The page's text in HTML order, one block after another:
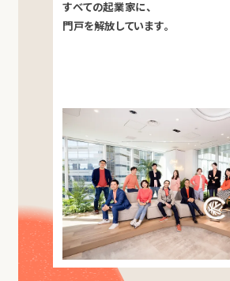
すべての起業家に、
門戸を解放しています。